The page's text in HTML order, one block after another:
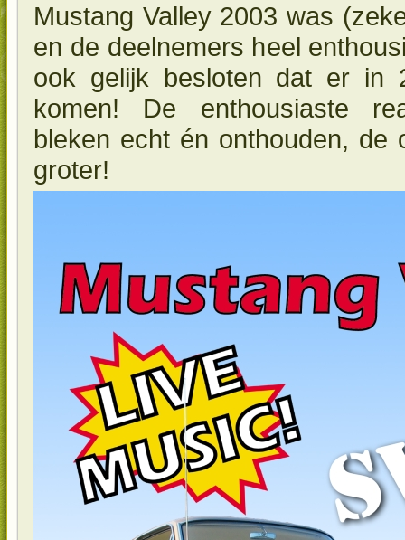
Mustang Valley 2003 was
en de deelnemers heel
ook gelijk besloten dat er in
komen! De enthousiaste
bleken echt én onthouden,
groter!